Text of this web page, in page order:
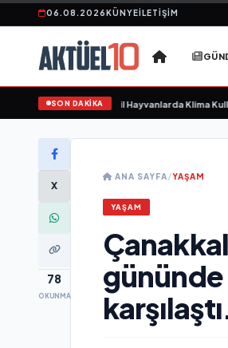
06.08.2026KÜNYEİLETIŞIM
SON DAKİKA
Etmeyin: Evcil Hayvanlarda Klima Kullanımı
X
78
OKUNMA
ANA SAYFA/YAŞAM
YAŞAM
gününde